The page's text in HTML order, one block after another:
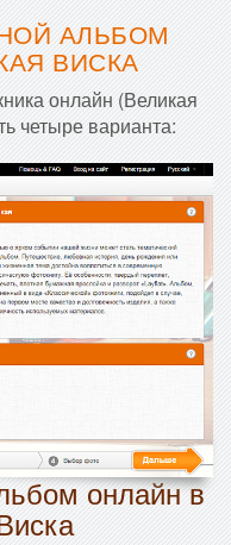
АЛЬБОМ
ВИСКА
онлайн (Великая
четыре варианта:
онлайн в